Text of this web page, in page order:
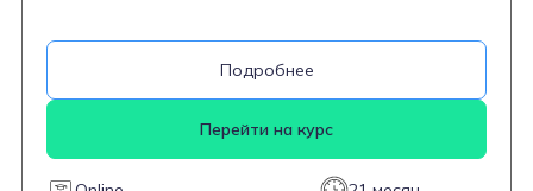
для создания интерактивных интерфейсов.
Студенты выполняют 42 проекта, включая
командные, что помогает сформировать портфолио.
дважды в неделю, и завершается выдачей диплома
о профессиональной переподготовке.
Подробнее
Перейти на курс